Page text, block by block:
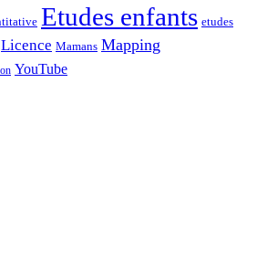
Etudes enfants etudes
Licence Mamans Mapping
YouTube